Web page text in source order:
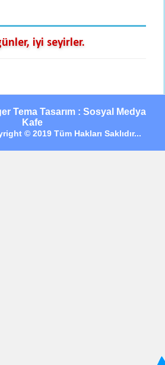
iyi seyirler.
Tema Tasarım : Sosyal Medya
Kafe
© 2019 Tüm Hakları Saklıdır...